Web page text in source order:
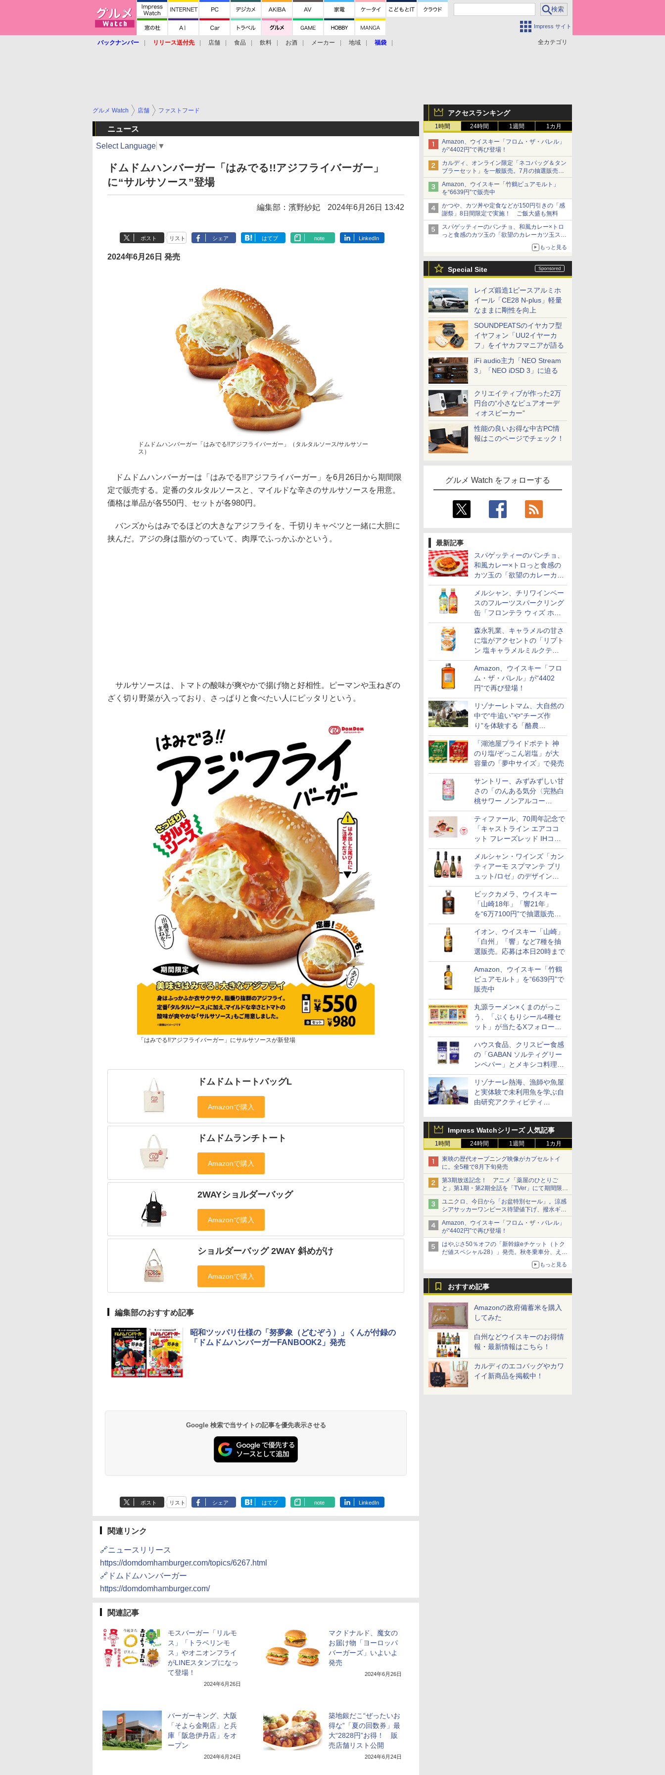
Impress サイト
全カテゴリ
バックナンバー リリース送付先 店舗 食品 飲料 お酒 メーカー 地域 福袋
アクセスランキング
1時間 24時間 1週間 1カ月
Amazon、ウイスキー「フロム・ザ・バレル」
が“4402円”で再び登場！
カルディ、オンライン限定「ネコバッグ＆タン
ブラーセット」を一般販売。7月の抽選販売の
当選無効分
Amazon、ウイスキー「竹鶴ピュアモルト」
を“6639円”で販売中
かつや、カツ丼や定食などが150円引きの「感
謝祭」8日間限定で実施！ ご飯大盛も無料
スパゲッティーのパンチョ、和風カレー×トロ
っと食感のカツ玉の「欲望のカレーカツ玉ス
もっと見る
Special Site
レイズ鍛造1ピースアルミホ
イール「CE28 N-plus」軽量
なままに剛性を向上
SOUNDPEATSのイヤカフ型
イヤフォン「UU2イヤーカ
フ」をイヤカフマニアが語る
iFi audio主力「NEO Stream
3」「NEO iDSD 3」に迫る
クリエイティブが作った2万
円台の“小さなピュアオーデ
ィオスピーカー”
性能の良いお得な中古PC情
報はこのページでチェック！
グルメ Watch をフォローする
最新記事
スパゲッティーのパンチョ、
和風カレー×トロっと食感の
カツ玉の「欲望のカレーカツ
玉スパ」発売
メルシャン、チリワインベー
スのフルーツスパークリング
缶「フロンテラ ウィズ ホワ
イトレモン/カシスオレン
ジ」発売
森永乳業、キャラメルの甘さ
に塩がアクセントの「リプト
ン 塩キャラメルミルクティ
ー」限定発売
Amazon、ウイスキー「フロ
ム・ザ・バレル」が“4402
円”で再び登場！
リゾナーレトマム、大自然の
中で“牛追い”や“チーズ作
り”を体験する「酪農
Academy～夏休みの自由研
究～」を実施中
「湖池屋プライドポテト 神
のり塩/ぞっこん岩塩」が大
容量の「夢中サイズ」で発売
サントリー、みずみずしい甘
さの「のんある気分〈完熟白
桃サワー ノンアルコー
ル〉」限定発売
ティファール、70周年記念で
「キャストライン エアココ
ット フレーズレッド IHココ
ット鍋 24cm」数量限定発売
メルシャン・ワインズ「カン
ティアーモ スプマンテ ブリ
ュット/ロゼ」のデザインを
リニューアル。ハーフボトル
も登場
ビックカメラ、ウイスキー
「山崎18年」「響21年」
を“6万7100円”で抽選販売。
店頭で9日まで受付
イオン、ウイスキー「山崎」
「白州」「響」など7種を抽
選販売。応募は本日20時まで
Amazon、ウイスキー「竹鶴
ピュアモルト」を“6639円”で
販売中
丸源ラーメン×くまのがっこ
う、「ぷくもりシール4種セ
ット」が当たるXフォロー＆
リポストキャンペーン実施
ハウス食品、クリスピー食感
の「GABAN ソルティグリー
ンペパー」とメキシコ料理に
合う「GABAN チポトレペパ
ー」発売
リゾナーレ熱海、漁師や魚屋
と実体験で未利用魚を学ぶ自
由研究アクティビティ
実施中
Impress Watchシリーズ 人気記事
1時間 24時間 1週間 1カ月
東映の歴代オープニング映像がカプセルトイ
に。全5種で8月下旬発売
第3期放送記念！ アニメ「薬屋のひとりご
と」第1期・第2期全話を「TVer」にて期間限定
で順次無料配信開始
ユニクロ、今日から「お盆特別セール」。涼感
シアサッカーワンピース待望値下げ、撥水ギア
ショーツは1990円に
Amazon、ウイスキー「フロム・ザ・バレル」
が“4402円”で再び登場！
はやぶさ50％オフの「新幹線eチケット（トク
だ値スペシャル28）」発売。秋冬乗車分、えき
もっと見る
おすすめ記事
Amazonの政府備蓄米を購入
してみた
白州などウイスキーのお得情
報・最新情報はこちら！
カルディのエコバッグやカワ
イイ新商品を掲載中！
グルメ Watch 店舗 ファストフード
ニュース
Select Language ▼
ドムドムハンバーガー「はみでる!!アジフライバーガー」
に“サルサソース”登場
編集部：濱野紗妃 2024年6月26日 13:42
ポスト リスト シェア はてブ note LinkedIn
2024年6月26日 発売
ドムドムハンバーガー「はみでる!!アジフライバーガー」（タルタルソース/サルサソー
ス）
ドムドムハンバーガーは「はみでる!!アジフライバーガー」を6月26日から期間限
定で販売する。定番のタルタルソースと、マイルドな辛さのサルサソースを用意。
価格は単品が各550円、セットが各980円。
バンズからはみでるほどの大きなアジフライを、千切りキャベツと一緒に大胆に
挟んだ。アジの身は脂がのっていて、肉厚でふっかふかという。
サルサソースは、トマトの酸味が爽やかで揚げ物と好相性。ピーマンや玉ねぎの
ざく切り野菜が入っており、さっぱりと食べたい人にピッタリという。
「はみでる!!アジフライバーガー」にサルサソースが新登場
ドムドムトートバッグL
ドムドムランチトート
2WAYショルダーバッグ
ショルダーバッグ 2WAY 斜めがけ
編集部のおすすめ記事
昭和ツッパリ仕様の「努夢象（どむぞう）」くんが付録の
「ドムドムハンバーガーFANBOOK2」発売
Google 検索で当サイトの記事を優先表示させる
ポスト リスト シェア はてブ note LinkedIn
関連リンク
🔗ニュースリリース
https://domdomhamburger.com/topics/6267.html
🔗ドムドムハンバーガー
https://domdomhamburger.com/
関連記事
モスバーガー「リルモ
ス」「トラベリンモ
ス」やオニオンフライ
がLINEスタンプになっ
て登場！
2024年6月26日
マクドナルド、魔女の
お届け物「ヨーロッパ
バーガーズ」いよいよ
発売
2024年6月26日
バーガーキング、大阪
「そよら金剛店」と兵
庫「阪急伊丹店」をオ
ープン
2024年6月24日
築地銀だこ“ぜったいお
得な”「夏の回数券」最
大“2828円”お得！ 販
売店舗リスト公開
2024年6月24日